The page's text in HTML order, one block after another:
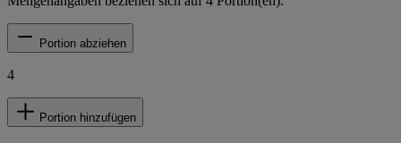
Portion abziehen
4
Portion hinzufügen